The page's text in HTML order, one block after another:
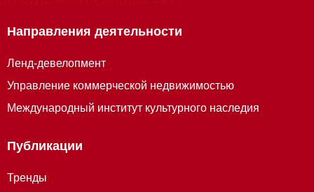
Направления деятельности
Ленд-девелопмент
Управление коммерческой недвижимостью
Международный институт культурного наследия
Публикации
Тренды